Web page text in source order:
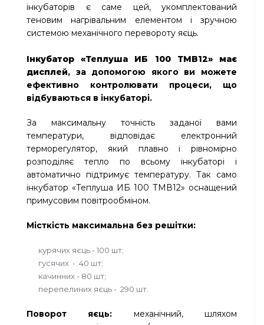
інкубаторів є саме цей, укомплектований
теновим нагрівальним елементом і зручною
системою механічного перевороту яєць.
Інкубатор «Теплуша ИБ 100 ТМВ12» має
дисплей, за допомогою якого ви можете
ефективно контролювати процеси, що
відбуваються в інкубаторі.
За максимальну точність заданої вами
температури, відповідає електронний
терморегулятор, який плавно і рівномірно
розподіляє тепло по всьому інкубаторі і
автоматично підтримує температуру. Так само
інкубатор «Теплуша ИБ 100 ТМВ12» оснащений
примусовим повітрообміном.
Місткість максимальна без решітки:
курячих яєць - 100 шт;
гусячих - 40 шт;
качинних - 80 шт;
перепелиних яєць - 290 шт.
Поворот яєць: механічний, шляхом